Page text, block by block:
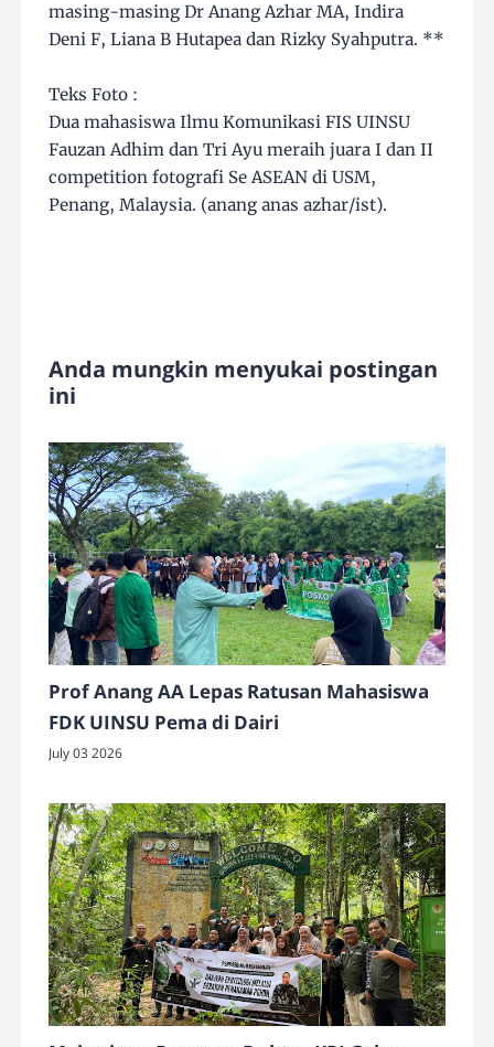
masing-masing Dr Anang Azhar MA, Indira
Deni F, Liana B Hutapea dan Rizky Syahputra. **
Teks Foto :
Dua mahasiswa Ilmu Komunikasi FIS UINSU
Fauzan Adhim dan Tri Ayu meraih juara I dan II
competition fotografi Se ASEAN di USM,
Penang, Malaysia. (anang anas azhar/ist).
Anda mungkin menyukai postingan
ini
Prof Anang AA Lepas Ratusan Mahasiswa
FDK UINSU Pema di Dairi
July 03 2026